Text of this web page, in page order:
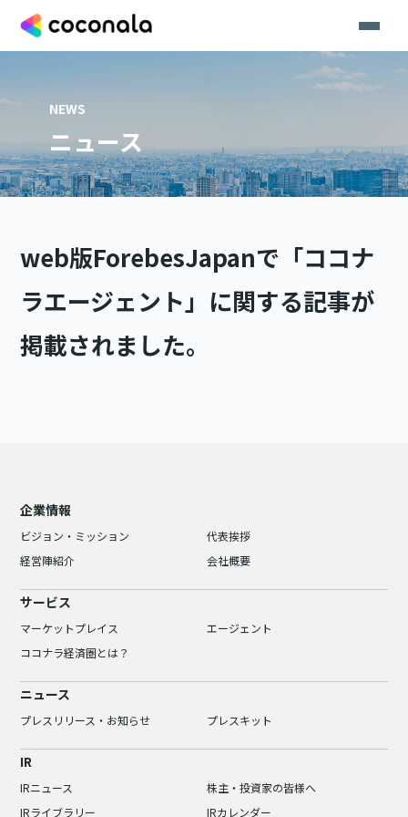
NEWS
ニュース
web版ForebesJapanで「ココナ
ラエージェント」に関する記事が
掲載されました。
企業情報
ビジョン・ミッション
代表挨拶
経営陣紹介
会社概要
サービス
マーケットプレイス
エージェント
ココナラ経済圏とは？
ニュース
プレスリリース・お知らせ プレスキット
IR
IRニュース
株主・投資家の皆様へ
IRライブラリー
IRカレンダー